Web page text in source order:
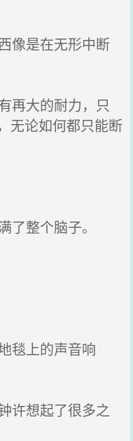
像是在无形中断
再大的耐力，只
无论如何都只能断
整个脑子。
毯上的声音响
许想起了很多之